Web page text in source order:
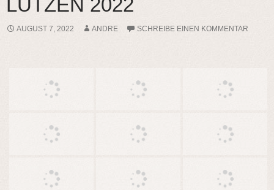
LÜTZEN 2022
AUGUST 7, 2022 ANDRE SCHREIBE EINEN KOMMENTAR